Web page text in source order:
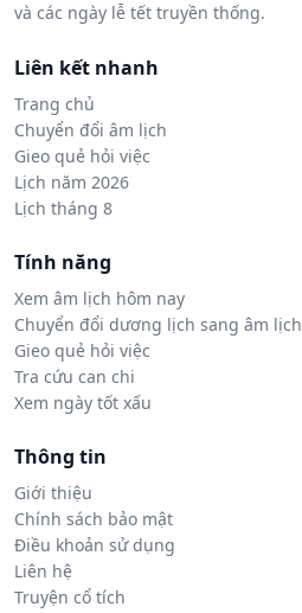
và các ngày lễ tết truyền thống.
Liên kết nhanh
Trang chủ
Chuyển đổi âm lịch
Gieo quẻ hỏi việc
Lịch năm 2026
Lịch tháng 8
Tính năng
Xem âm lịch hôm nay
Chuyển đổi dương lịch sang âm lịch
Gieo quẻ hỏi việc
Tra cứu can chi
Xem ngày tốt xấu
Thông tin
Giới thiệu
Chính sách bảo mật
Điều khoản sử dụng
Liên hệ
Truyện cổ tích